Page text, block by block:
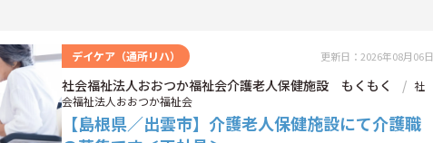
デイケア（通所リハ） 更新日：2026年08月06日
社会福祉法人おおつか福祉会介護老人保健施設 もくもく
社
会福祉法人おおつか福祉会
【島根県／出雲市】介護老人保健施設にて介護職